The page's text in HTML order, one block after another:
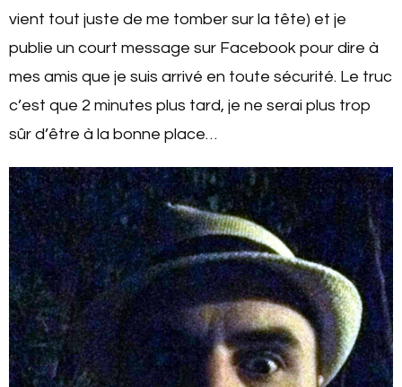
vient tout juste de me tomber sur la tête) et je
publie un court message sur Facebook pour dire à
mes amis que je suis arrivé en toute sécurité. Le truc
c’est que 2 minutes plus tard, je ne serai plus trop
sûr d’être à la bonne place…